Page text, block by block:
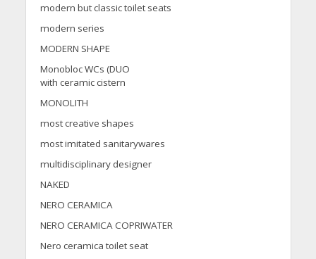
modern but classic toilet seats
modern series
MODERN SHAPE
Monobloc WCs (DUO
with ceramic cistern
MONOLITH
most creative shapes
most imitated sanitarywares
multidisciplinary designer
NAKED
NERO CERAMICA
NERO CERAMICA COPRIWATER
Nero ceramica toilet seat